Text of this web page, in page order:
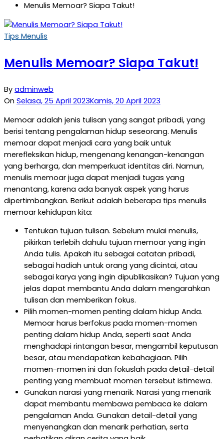
Menulis Memoar? Siapa Takut!
Tips Menulis
Menulis Memoar? Siapa Takut!
By adminweb
On Selasa, 25 April 2023Kamis, 20 April 2023
Memoar adalah jenis tulisan yang sangat pribadi, yang
berisi tentang pengalaman hidup seseorang. Menulis
memoar dapat menjadi cara yang baik untuk
merefleksikan hidup, mengenang kenangan-kenangan
yang berharga, dan memperkuat identitas diri. Namun,
menulis memoar juga dapat menjadi tugas yang
menantang, karena ada banyak aspek yang harus
dipertimbangkan. Berikut adalah beberapa tips menulis
memoar kehidupan kita:
Tentukan tujuan tulisan. Sebelum mulai menulis,
pikirkan terlebih dahulu tujuan memoar yang ingin
Anda tulis. Apakah itu sebagai catatan pribadi,
sebagai hadiah untuk orang yang dicintai, atau
sebagai karya yang ingin dipublikasikan? Tujuan yang
jelas dapat membantu Anda dalam mengarahkan
tulisan dan memberikan fokus.
Pilih momen-momen penting dalam hidup Anda.
Memoar harus berfokus pada momen-momen
penting dalam hidup Anda, seperti saat Anda
menghadapi rintangan besar, mengambil keputusan
besar, atau mendapatkan kebahagiaan. Pilih
momen-momen ini dan fokuslah pada detail-detail
penting yang membuat momen tersebut istimewa.
Gunakan narasi yang menarik. Narasi yang menarik
dapat membantu membawa pembaca ke dalam
pengalaman Anda. Gunakan detail-detail yang
menyenangkan dan menarik perhatian, serta